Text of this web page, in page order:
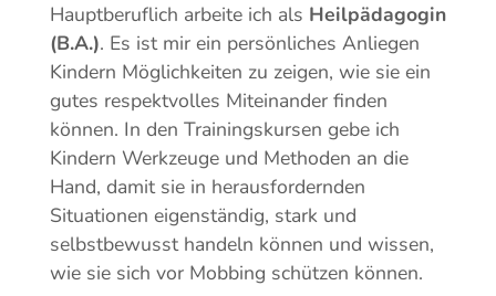
Hauptberuflich arbeite ich als Heilpädagogin
(B.A.). Es ist mir ein persönliches Anliegen
Kindern Möglichkeiten zu zeigen, wie sie ein
gutes respektvolles Miteinander finden
können. In den Trainingskursen gebe ich
Kindern Werkzeuge und Methoden an die
Hand, damit sie in herausfordernden
Situationen eigenständig, stark und
selbstbewusst handeln können und wissen,
wie sie sich vor Mobbing schützen können.